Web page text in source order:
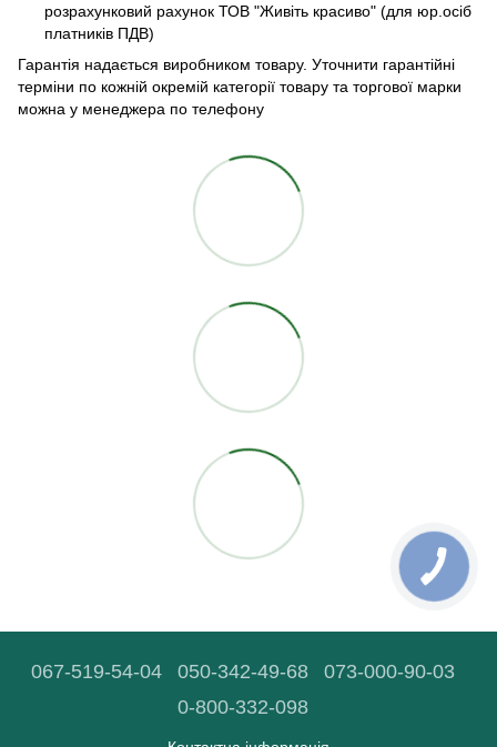
розрахунковий рахунок ТОВ "Живіть красиво" (для юр.осіб
платників ПДВ)
Гарантія надається виробником товару. Уточнити гарантійні
терміни по кожній окремій категорії товару та торгової марки
можна у менеджера по телефону
067-519-54-04 050-342-49-68
073-000-90-03
0-800-332-098